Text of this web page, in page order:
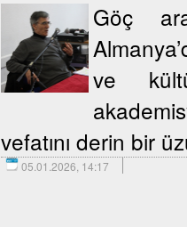
Göç
ve
vefatını derin bir
05.01.2026, 14:17